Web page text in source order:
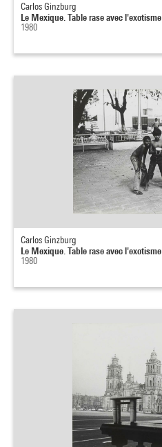
Carlos Ginzburg
Le Mexique. Table rase avec l'exotisme
1980
Carlos Ginzburg
Le Mexique. Table rase avec l'exotisme
1980